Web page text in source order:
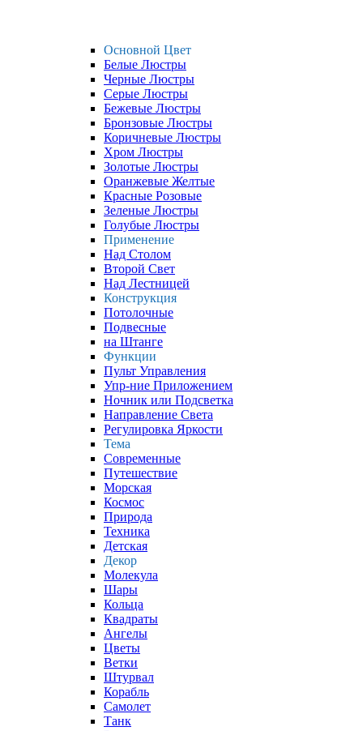
Основной Цвет
Белые Люстры
Черные Люстры
Серые Люстры
Бежевые Люстры
Бронзовые Люстры
Коричневые Люстры
Хром Люстры
Золотые Люстры
Оранжевые Желтые
Красные Розовые
Зеленые Люстры
Голубые Люстры
Применение
Над Столом
Второй Свет
Над Лестницей
Конструкция
Потолочные
Подвесные
на Штанге
Функции
Пульт Управления
Упр-ние Приложением
Ночник или Подсветка
Направление Света
Регулировка Яркости
Тема
Современные
Путешествие
Морская
Космос
Природа
Техника
Детская
Декор
Молекула
Шары
Кольца
Квадраты
Ангелы
Цветы
Ветки
Штурвал
Корабль
Самолет
Танк